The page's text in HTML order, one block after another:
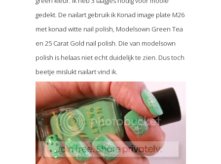
gedekt. De nailart gebruik ik Konad image plate M26
met konad witte nail polish, Modelsown Green Tea
en 25 Carat Gold nail polish. Die van modelsown
polish is helaas niet echt duidelijk te zien. Dus toch
beetje mislukt nailart vind ik.